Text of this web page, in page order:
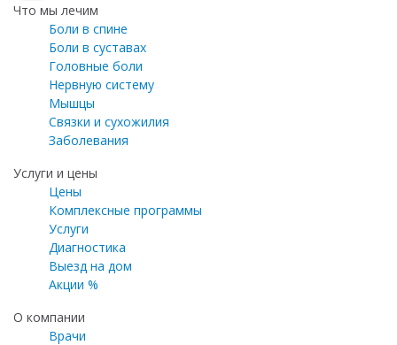
Что мы лечим
Боли в спине
Боли в суставах
Головные боли
Нервную систему
Мышцы
Связки и сухожилия
Заболевания
Услуги и цены
Цены
Комплексные программы
Услуги
Диагностика
Выезд на дом
Акции %
О компании
Врачи